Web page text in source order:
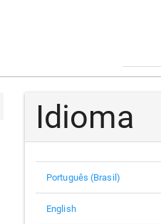
Idioma
Português (Brasil)
English